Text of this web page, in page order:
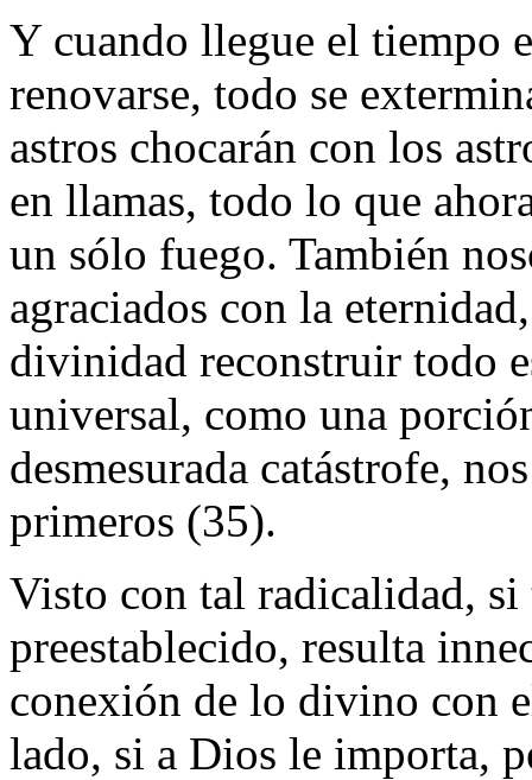
Y cuando llegue el tiempo
renovarse, todo se
astros chocarán con los
en llamas, todo lo que
un sólo fuego. También
agraciados con la
divinidad reconstruir todo
universal, como una
desmesurada catástrofe,
primeros (35).
Visto con tal radicalidad,
preestablecido, resulta
conexión de lo divino con
lado, si a Dios le importa,